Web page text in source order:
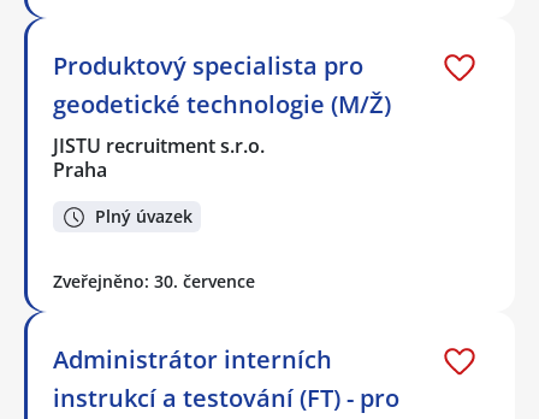
Produktový specialista pro
geodetické technologie (M/Ž)
JISTU recruitment s.r.o.
Praha
Plný úvazek
Zveřejněno: 30. července
Administrátor interních
instrukcí a testování (FT) - pro